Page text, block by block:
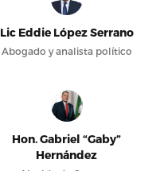
Lic Eddie López Serrano
Abogado y analista político
Hon. Gabriel “Gaby”
Hernández